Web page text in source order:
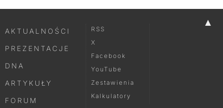
▲
AKTUALNOŚCI
PREZENTACJE
DNA
ARTYKUŁY
FORUM
RSS
X
Facebook
YouTube
Zestawienia
Kalkulatory